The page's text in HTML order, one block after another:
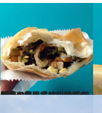
2015.9.1
忙しい朝もおいしいものが食べたい！ 台北女子御用達の台湾式サンドイッチ
旅＆お出かけ